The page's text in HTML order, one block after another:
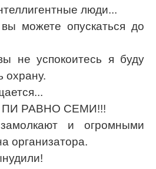
люди...
можете опускаться до
не успокоитесь я буду
охрану.
ПИ РАВНО СЕМИ!!!
и огромными
организатора.